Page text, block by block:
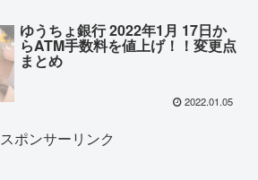
ゆうちょ銀行 2022年1月 17日か
らATM手数料を値上げ！！変更点
まとめ
2022.01.05
スポンサーリンク